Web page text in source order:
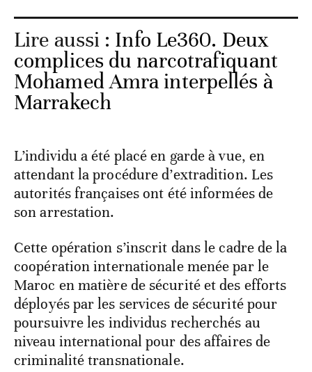
Lire aussi : Info Le360. Deux
complices du narcotrafiquant
Mohamed Amra interpellés à
Marrakech
L’individu a été placé en garde à vue, en
attendant la procédure d’extradition. Les
autorités françaises ont été informées de
son arrestation.
Cette opération s’inscrit dans le cadre de la
coopération internationale menée par le
Maroc en matière de sécurité et des efforts
déployés par les services de sécurité pour
poursuivre les individus recherchés au
niveau international pour des affaires de
criminalité transnationale.